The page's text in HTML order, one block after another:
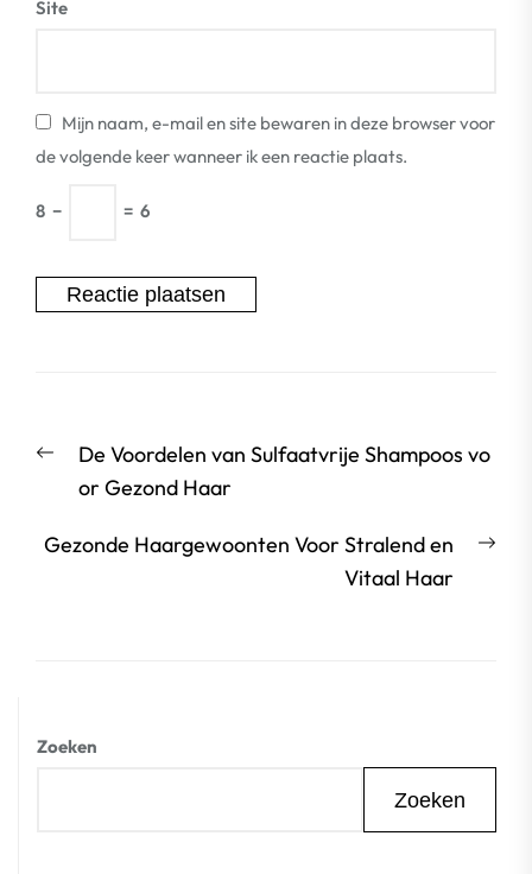
Site
Mijn naam, e-mail en site bewaren in deze browser voor
de volgende keer wanneer ik een reactie plaats.
8 − = 6
Vorige
bericht:
De Voordelen van Sulfaatvrije Shampoos vo
or Gezond Haar
Gezonde Haargewoonten Voor Stralend en
Vitaal Haar
Zoeken
Zoeken